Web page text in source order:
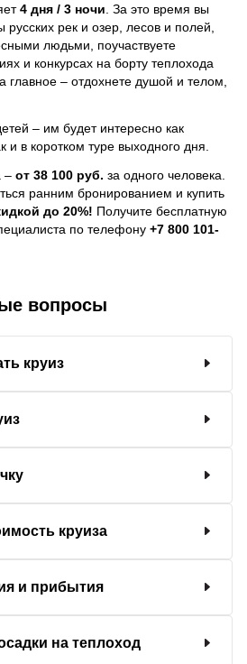
4 дня / 3 ночи За это время вы
русских рек и озер, лесов и полей,
людьми, поучаствуете
и конкурсах на борту теплохода
главное – отдохнете душой и телом,
– им будет интересно как
и в коротком туре выходного дня.
– от 38 100 руб. за одного человека.
ранним бронированием и купить
до 20%! Получите бесплатную
по телефону +7 800 101-
вопросы
круиз
круиза
и прибытия
на теплоход